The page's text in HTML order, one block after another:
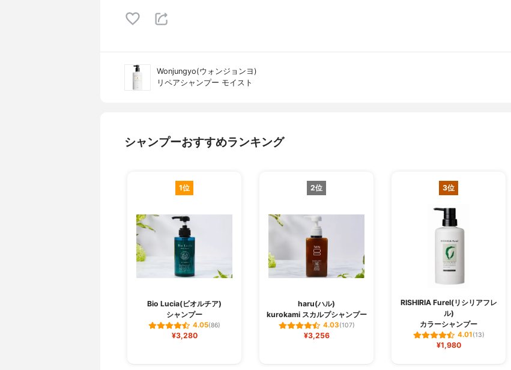
Wonjungyo(ウォンジョンヨ)
リペアシャンプー モイスト
シャンプーおすすめランキング
1位
Bio Lucia(ビオルチア)
シャンプー
4.05(86)
¥3,280
2位
haru(ハル)
kurokami スカルプシャンプー
4.03(107)
¥3,256
3位
RISHIRIA Furel(リシリアフレ
ル)
カラーシャンプー
4.01(13)
¥1,980